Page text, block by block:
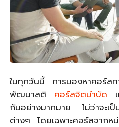
ในทุกวันนี้ การมองหาคอร์สท
พัฒนาสติ คอร์สจิตบำบัด
กันอย่างมากมาย ไม่ว่าจะเ
ต่างๆ โดยเฉพาะคอร์สจากห